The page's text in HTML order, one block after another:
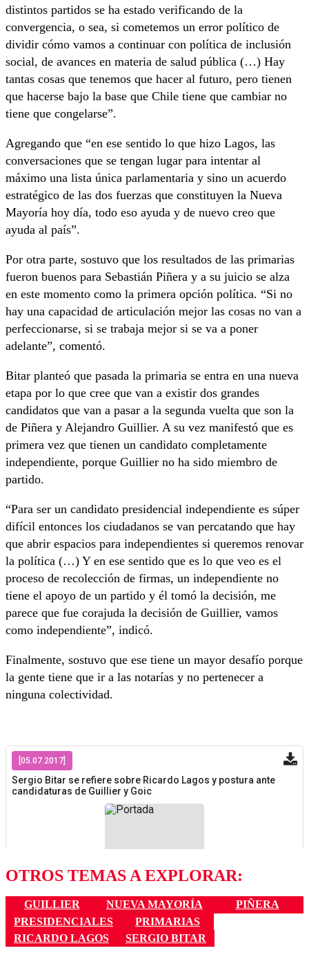
distintos partidos se ha estado verificando de la
convergencia, o sea, si cometemos un error político de
dividir cómo vamos a continuar con política de inclusión
social, de avances en materia de salud pública (…) Hay
tantas cosas que tenemos que hacer al futuro, pero tienen
que hacerse bajo la base que Chile tiene que cambiar no
tiene que congelarse”.
Agregando que “en ese sentido lo que hizo Lagos, las
conversaciones que se tengan lugar para intentar al
máximo una lista única parlamentaria y sino un acuerdo
estratégico de las dos fuerzas que constituyen la Nueva
Mayoría hoy día, todo eso ayuda y de nuevo creo que
ayuda al país”.
Por otra parte, sostuvo que los resultados de las primarias
fueron buenos para Sebastián Piñera y a su juicio se alza
en este momento como la primera opción política. “Si no
hay una capacidad de articulación mejor las cosas no van a
perfeccionarse, si se trabaja mejor si se va a poner
adelante”, comentó.
Bitar planteó que pasada la primaria se entra en una nueva
etapa por lo que cree que van a existir dos grandes
candidatos que van a pasar a la segunda vuelta que son la
de Piñera y Alejandro Guillier. A su vez manifestó que es
primera vez que tienen un candidato completamente
independiente, porque Guillier no ha sido miembro de
partido.
“Para ser un candidato presidencial independiente es súper
difícil entonces los ciudadanos se van percatando que hay
que abrir espacios para independientes si queremos renovar
la política (…) Y en ese sentido que es lo que veo es el
proceso de recolección de firmas, un independiente no
tiene el apoyo de un partido y él tomó la decisión, me
parece que fue corajuda la decisión de Guillier, vamos
como independiente”, indicó.
Finalmente, sostuvo que ese tiene un mayor desafío porque
la gente tiene que ir a las notarías y no pertenecer a
ninguna colectividad.
OTROS TEMAS A EXPLORAR:
GUILLIER NUEVA MAYORÍA
PIÑERA
PRESIDENCIALES
PRIMARIAS
RICARDO LAGOS
SERGIO BITAR